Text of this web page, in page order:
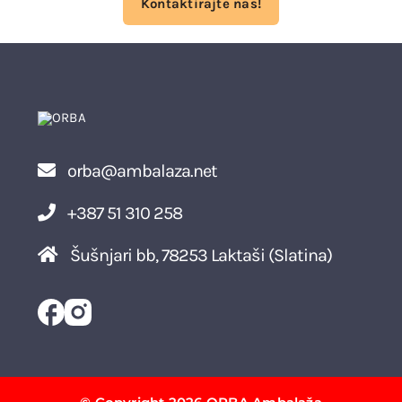
Kontaktirajte nas!
orba@ambalaza.net
+387 51 310 258
Šušnjari bb, 78253 Laktaši (Slatina)